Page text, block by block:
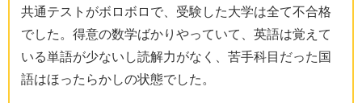
共通テストがボロボロで、受験した大学は全て不合格
でした。得意の数学ばかりやっていて、英語は覚えて
いる単語が少ないし読解力がなく、苦手科目だった国
語はほったらかしの状態でした。